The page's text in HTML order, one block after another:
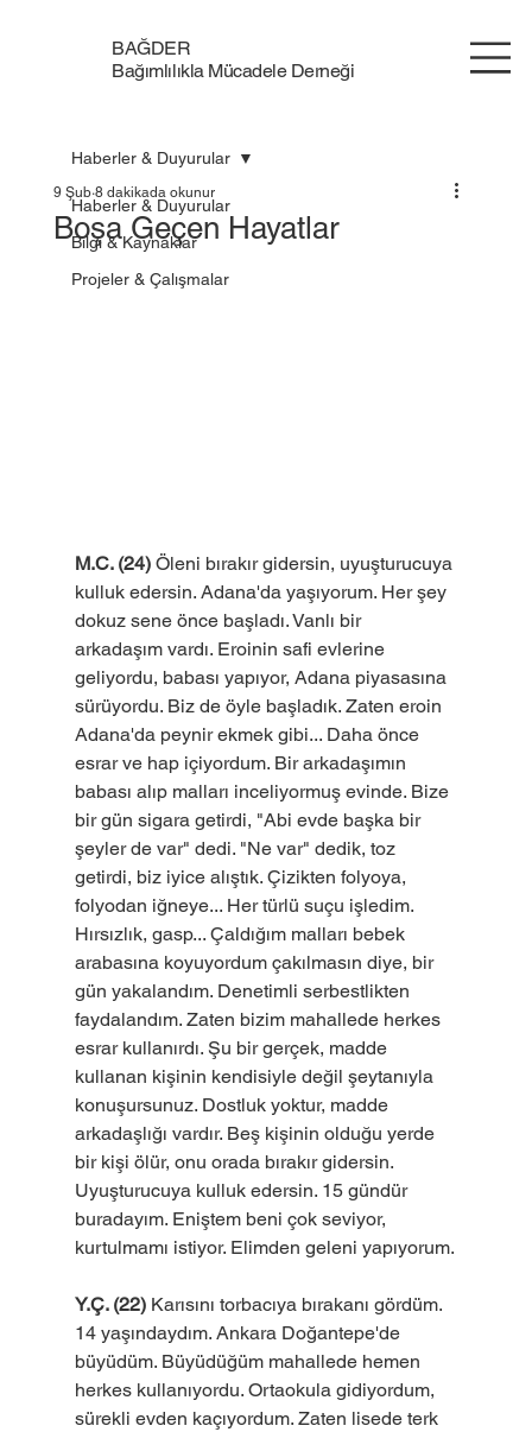
BAĞDER
Bağımlılıkla Mücadele Derneği
Haberler & Duyurular
Bilgi & Kaynaklar
Projeler & Çalışmalar
Haberler & Duyurular
Boşa Geçen Hayatlar
9 Şub 8 dakikada okunur
M.C. (24) Öleni bırakır gidersin, uyuşturucuya
kulluk edersin. Adana'da yaşıyorum. Her şey
dokuz sene önce başladı. Vanlı bir
arkadaşım vardı. Eroinin safi evlerine
geliyordu, babası yapıyor, Adana piyasasına
sürüyordu. Biz de öyle başladık. Zaten eroin
Adana'da peynir ekmek gibi... Daha önce
esrar ve hap içiyordum. Bir arkadaşımın
babası alıp malları inceliyormuş evinde. Bize
bir gün sigara getirdi, "Abi evde başka bir
şeyler de var" dedi. "Ne var" dedik, toz
getirdi, biz iyice alıştık. Çizikten folyoya,
folyodan iğneye... Her türlü suçu işledim.
Hırsızlık, gasp... Çaldığım malları bebek
arabasına koyuyordum çakılmasın diye, bir
gün yakalandım. Denetimli serbestlikten
faydalandım. Zaten bizim mahallede herkes
esrar kullanırdı. Şu bir gerçek, madde
kullanan kişinin kendisiyle değil şeytanıyla
konuşursunuz. Dostluk yoktur, madde
arkadaşlığı vardır. Beş kişinin olduğu yerde
bir kişi ölür, onu orada bırakır gidersin.
Uyuşturucuya kulluk edersin. 15 gündür
buradayım. Eniştem beni çok seviyor,
kurtulmamı istiyor. Elimden geleni yapıyorum.
Y.Ç. (22) Karısını torbacıya bırakanı gördüm.
14 yaşındaydım. Ankara Doğantepe'de
büyüdüm. Büyüdüğüm mahallede hemen
herkes kullanıyordu. Ortaokula gidiyordum,
sürekli evden kaçıyordum. Zaten lisede terk